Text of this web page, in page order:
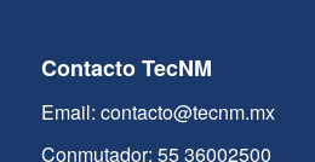
Contacto TecNM
Email: contacto@tecnm.mx
Conmutador: 55 36002500